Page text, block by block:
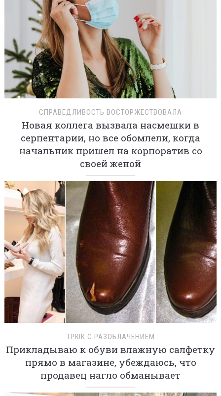
СПРАВЕДЛИВОСТЬ ВОСТОРЖЕСТВОВАЛА
Новая коллега вызвала насмешки в
серпентарии, но все обомлели, когда
начальник пришел на корпоратив со
своей женой
ТРЮК С РАЗОБЛАЧЕНИЕМ
Прикладываю к обуви влажную салфетку
прямо в магазине, убеждаюсь, что
продавец нагло обманывает